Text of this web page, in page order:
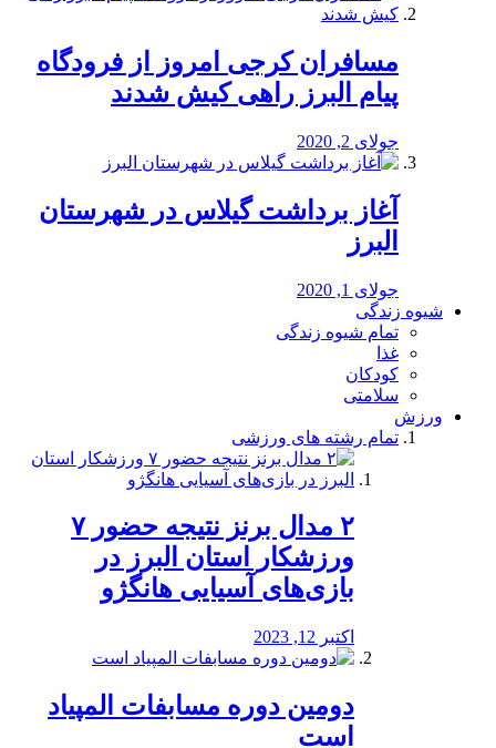
مسافران کرجی امروز از فرودگاه
پیام البرز راهی کیش شدند
جولای 2, 2020
آغاز برداشت گیلاس در شهرستان
البرز
جولای 1, 2020
شیوه زندگی
تمام شیوه زندگی
غذا
کودکان
سلامتی
ورزش
تمام رشته های ورزشی
۲ مدال برنز نتیجه حضور ۷
ورزشکار استان البرز در
بازی‌های آسیایی هانگژو
اکتبر 12, 2023
دومین دوره مسابفات المپیاد
است